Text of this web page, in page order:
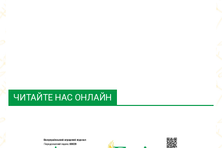
ЧИТАЙТЕ НАС ОНЛАЙН